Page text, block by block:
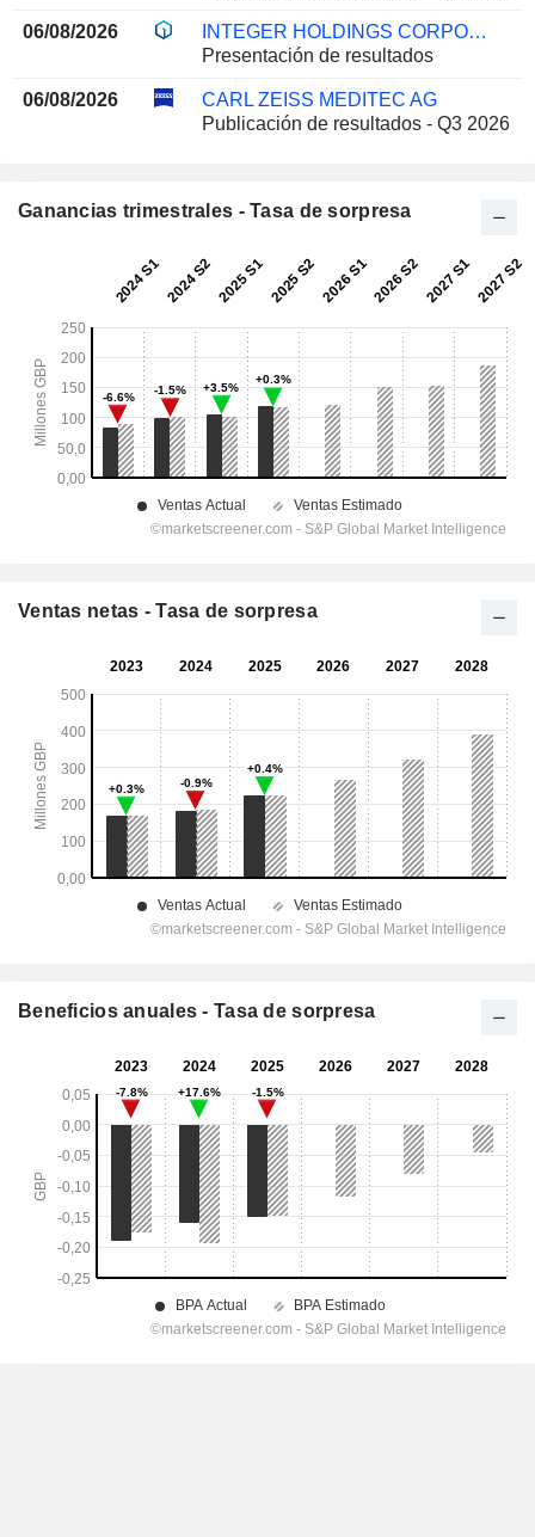
06/08/2026
INTEGER HOLDINGS CORPORATION
Presentación de resultados
06/08/2026
CARL ZEISS MEDITEC AG
Publicación de resultados - Q3 2026
Ganancias trimestrales - Tasa de sorpresa
Ventas netas - Tasa de sorpresa
Beneficios anuales - Tasa de sorpresa